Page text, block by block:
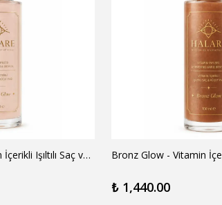
Powder Glow - Vitamin İçerikli Işıltılı Saç ve Vücut Yağı
₺ 1,440.00